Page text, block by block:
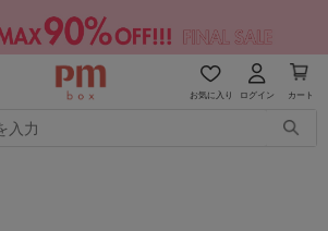
お気に入り ログイン カート